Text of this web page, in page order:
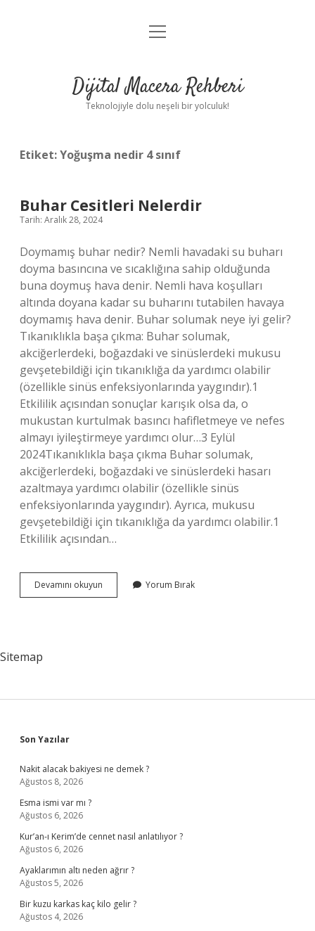
Anasayfa
Yasal Uyarı
menüyü
Dijital Macera Rehberi
Teknolojiyle dolu neşeli bir yolculuk!
Etiket:Yoğuşma nedir 4 sınıf
Buhar Cesitleri Nelerdir
Tarih: Aralık 28, 2024
Doymamış buhar nedir? Nemli havadaki su buharı
doyma basıncına ve sıcaklığına sahip olduğunda
buna doymuş hava denir. Nemli hava koşulları
altında doyana kadar su buharını tutabilen havaya
doymamış hava denir. Buhar solumak neye iyi gelir?
Tıkanıklıkla başa çıkma: Buhar solumak,
akciğerlerdeki, boğazdaki ve sinüslerdeki mukusu
gevşetebildiği için tıkanıklığa da yardımcı olabilir
(özellikle sinüs enfeksiyonlarında yaygındır).1
Etkililik açısından sonuçlar karışık olsa da, o
mukustan kurtulmak basıncı hafifletmeye ve nefes
almayı iyileştirmeye yardımcı olur…3 Eylül
2024Tıkanıklıkla başa çıkma Buhar solumak,
akciğerlerdeki, boğazdaki ve sinüslerdeki hasarı
azaltmaya yardımcı olabilir (özellikle sinüs
enfeksiyonlarında yaygındır). Ayrıca, mukusu
gevşetebildiği için tıkanıklığa da yardımcı olabilir.1
Etkililik açısından…
Devamını okuyun
Cesitleri
Yorum Bırak
Sitemap
Sidebar
Son Yazılar
Nakit alacak bakiyesi ne demek ?
Ağustos 8, 2026
Esma ismi var mı ?
Ağustos 6, 2026
Kur’an-ı Kerim’de cennet nasıl anlatılıyor ?
Ağustos 6, 2026
Ayaklarımın altı neden ağrır ?
Ağustos 5, 2026
Bir kuzu karkas kaç kilo gelir ?
Ağustos 4, 2026